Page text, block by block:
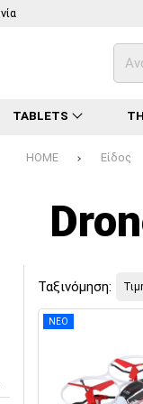
TABLETS
HOME Είδος
Ταξινόμηση:
ΝΕΟ